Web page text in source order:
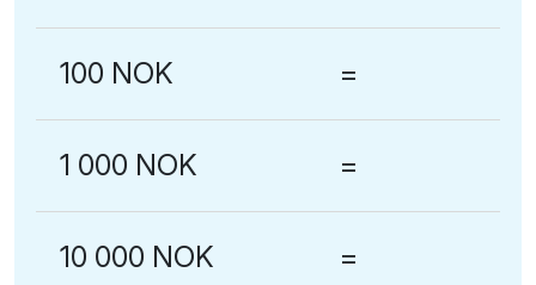
100 NOK =
1 000 NOK =
10 000 NOK =